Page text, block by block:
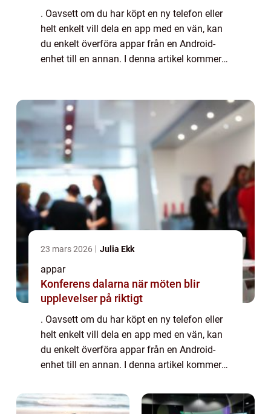
. Oavsett om du har köpt en ny telefon eller
helt enkelt vill dela en app med en vän, kan
du enkelt överföra appar från en Android-
enhet till en annan. I denna artikel kommer
23 mars 2026 Julia Ekk
appar
Konferens dalarna när möten blir
upplevelser på riktigt
. Oavsett om du har köpt en ny telefon eller
helt enkelt vill dela en app med en vän, kan
du enkelt överföra appar från en Android-
enhet till en annan. I denna artikel kommer
för att överföra appar, prese...